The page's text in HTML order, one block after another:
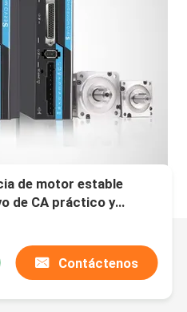
de motor estable
de CA práctico y
Contáctenos